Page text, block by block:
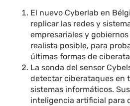
El nuevo Cyberlab en
replicar las redes y
empresariales y
realista posible, para
últimas formas de
La sonda del sensor
detectar ciberataques en
sistemas informáticos.
inteligencia artificial para